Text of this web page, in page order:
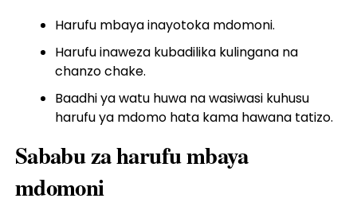
Harufu mbaya inayotoka mdomoni.
Harufu inaweza kubadilika kulingana na
chanzo chake.
Baadhi ya watu huwa na wasiwasi kuhusu
harufu ya mdomo hata kama hawana tatizo.
Sababu za harufu mbaya
mdomoni